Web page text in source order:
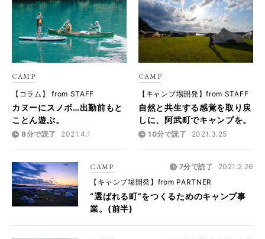
CAMP
【コラム】 from STAFF
カヌーにスノボ…出勤前もと
ことん遊ぶ。
8分で読了 2021.4.1
CAMP
【キャンプ場開発】from STAFF
自然と共生する感覚を取り戻
しに、阿武町でキャンプを。
10分で読了 2021.3.25
CAMP 7分で読了
2021.2.26
【キャンプ場開発】from PARTNER
“選ばれる町”をつくるためのキャンプ事
業。(前半)